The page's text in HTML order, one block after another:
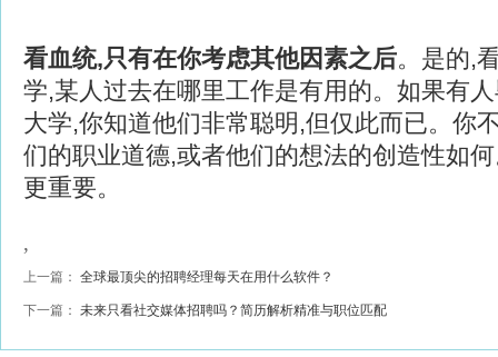
看血统,只有在你考虑其他因素之后。是的,
学,某人过去在哪里工作是有用的。如果有
大学,你知道他们非常聪明,但仅此而已。你
们的职业道德,或者他们的想法的创造性如
更重要。
,
上一篇： 全球最顶尖的招聘经理每天在用什么软件？
下一篇： 未来只看社交媒体招聘吗？简历解析精准与职位匹配